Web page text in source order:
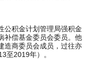
公积金计划管理局强积金
补偿基金委员会委员。他
造商委员会成员，过往亦
至2019年）。